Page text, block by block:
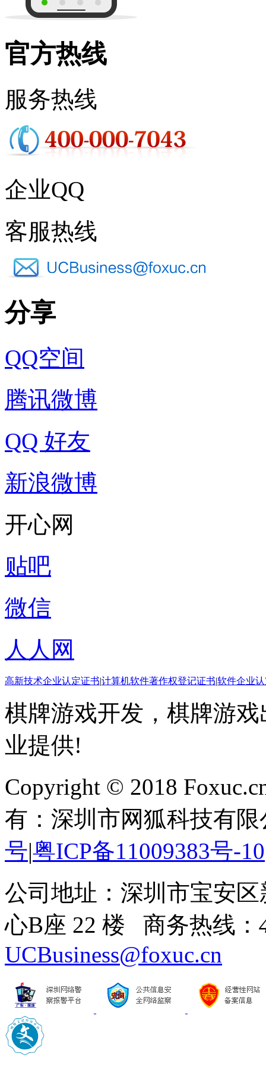
官方热线
服务热线
企业QQ
客服热线
分享
QQ空间
腾讯微博
QQ 好友
新浪微博
开心网
贴吧
微信
人人网
高新技术企业认定证书|计算机软件著作权登记证书|软件企业
棋牌游戏开发，棋牌游
业提供!
Copyright © 2018
有：深圳市网狐科技有限
号|粤ICP备11009383号-10
公司地址：深圳市宝安
心B座 22 楼 商务热线：
UCBusiness@foxuc.cn